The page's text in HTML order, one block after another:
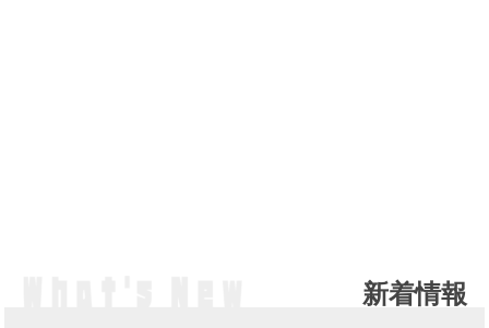
新着情報
NEW